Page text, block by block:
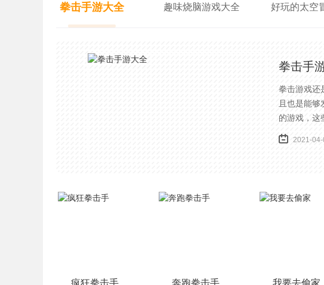
拳击手游大全 趣味烧脑游戏大全 好玩的太空
拳击手
拳击游戏还
且也是能
的游戏，这
也是相当的
验的，我们
2021-04-
疯狂拳击手 奔跑拳击手 我要去偷家